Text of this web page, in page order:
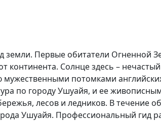
Первые обитатели Огненной
Солнце здесь –
потомками
по городу Ушуайя, и ее
лесов и ледников. В течение
Ушуайя. Профессиональный гид